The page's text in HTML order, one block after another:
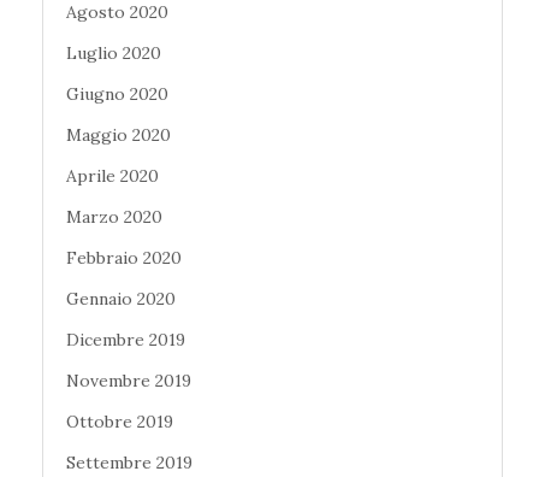
Agosto 2020
Luglio 2020
Giugno 2020
Maggio 2020
Aprile 2020
Marzo 2020
Febbraio 2020
Gennaio 2020
Dicembre 2019
Novembre 2019
Ottobre 2019
Settembre 2019